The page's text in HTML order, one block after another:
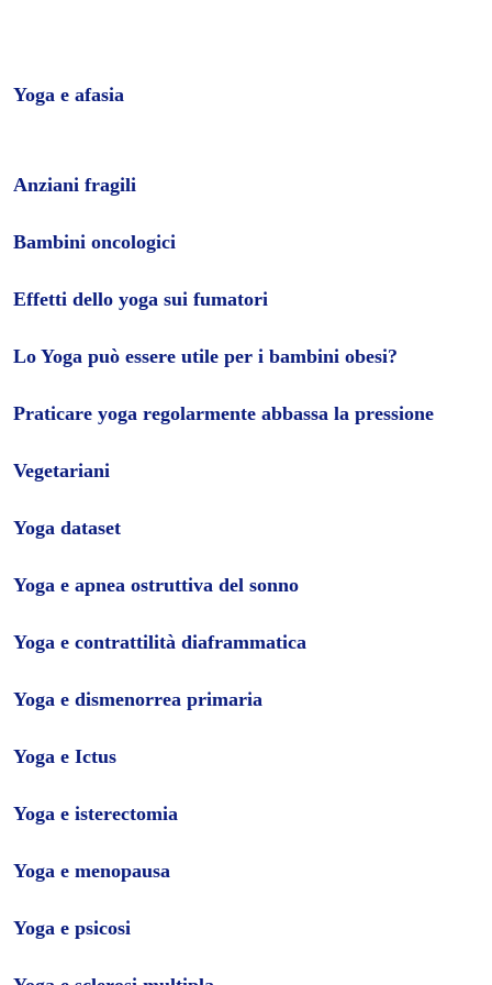
Titolo
Yoga e afasia
Anziani fragili
Bambini oncologici
Effetti dello yoga sui fumatori
Lo Yoga può essere utile per i bambini obesi?
Praticare yoga regolarmente abbassa la pressione
Vegetariani
Yoga dataset
Yoga e apnea ostruttiva del sonno
Yoga e contrattilità diaframmatica
Yoga e dismenorrea primaria
Yoga e Ictus
Yoga e isterectomia
Yoga e menopausa
Yoga e psicosi